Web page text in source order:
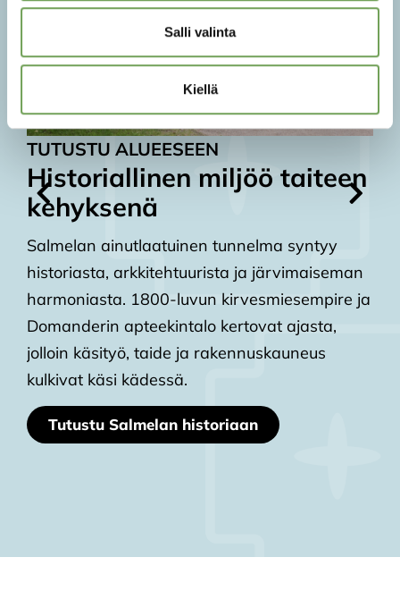
Salli valinta
Kiellä
TUTUSTU ALUEESEEN
Historiallinen miljöö taiteen
kehyksenä
Salmelan ainutlaatuinen tunnelma syntyy
historiasta, arkkitehtuurista ja järvimaiseman
harmoniasta. 1800-luvun kirvesmiesempire ja
Domanderin apteekintalo kertovat ajasta,
jolloin käsityö, taide ja rakennuskauneus
kulkivat käsi kädessä.
Tutustu Salmelan historiaan